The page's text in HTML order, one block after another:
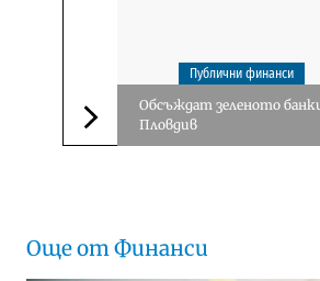
Следваща новина
Публични финанси
Обсъждат зеленото
Пловдив
Още от Финанси